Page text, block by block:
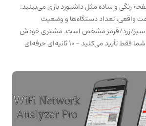
رنگی و ساده مثل داشبورد بازی می‌بینید:
واقعی، تعداد دستگاه‌ها و وضعیت
سبز/زرد/قرمز مشخص است. مشتری خودش
مشکل را می‌بیند و شما فقط تأیید می‌کنید – ۱۰ ثانیه‌ای حرفه‌ای